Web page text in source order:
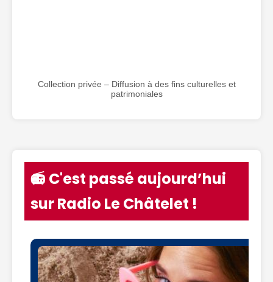
Collection privée – Diffusion à des fins culturelles et
patrimoniales
📻 C'est passé aujourd’hui
sur Radio Le Châtelet !